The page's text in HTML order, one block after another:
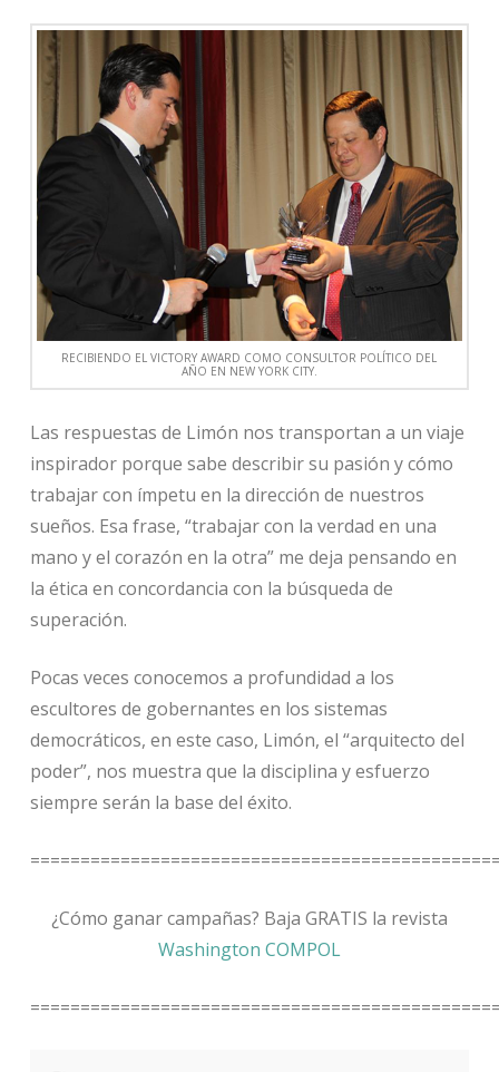
RECIBIENDO EL VICTORY AWARD COMO CONSULTOR POLÍTICO DEL
AÑO EN NEW YORK CITY.
Las respuestas de Limón nos transportan a un viaje
inspirador porque sabe describir su pasión y cómo
trabajar con ímpetu en la dirección de nuestros
sueños. Esa frase, “trabajar con la verdad en una
mano y el corazón en la otra” me deja pensando en
la ética en concordancia con la búsqueda de
superación.
Pocas veces conocemos a profundidad a los
escultores de gobernantes en los sistemas
democráticos, en este caso, Limón, el “arquitecto del
poder”, nos muestra que la disciplina y esfuerzo
siempre serán la base del éxito.
¿Cómo ganar campañas? Baja GRATIS la revista
Washington COMPOL